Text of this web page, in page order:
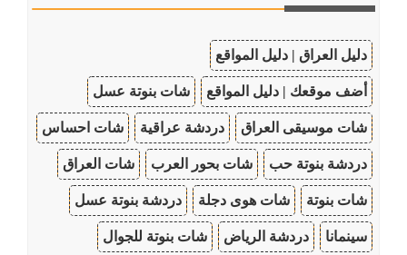
دليل العراق | دليل المواقع
أضف موقعك | دليل المواقع شات بنوتة عسل
شات موسيقى العراق دردشة عراقية شات احساس
دردشة بنوتة حب شات بحور العرب شات العراق
شات بنوتة شات هوى دجلة دردشة بنوتة عسل
سينمانا دردشة الرياض شات بنوتة للجوال